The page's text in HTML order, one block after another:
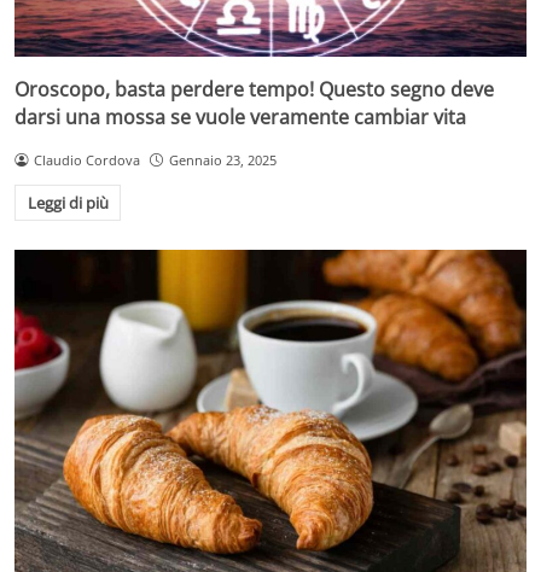
Oroscopo, basta perdere tempo! Questo segno deve
darsi una mossa se vuole veramente cambiar vita
Claudio Cordova Gennaio 23, 2025
Leggi di più